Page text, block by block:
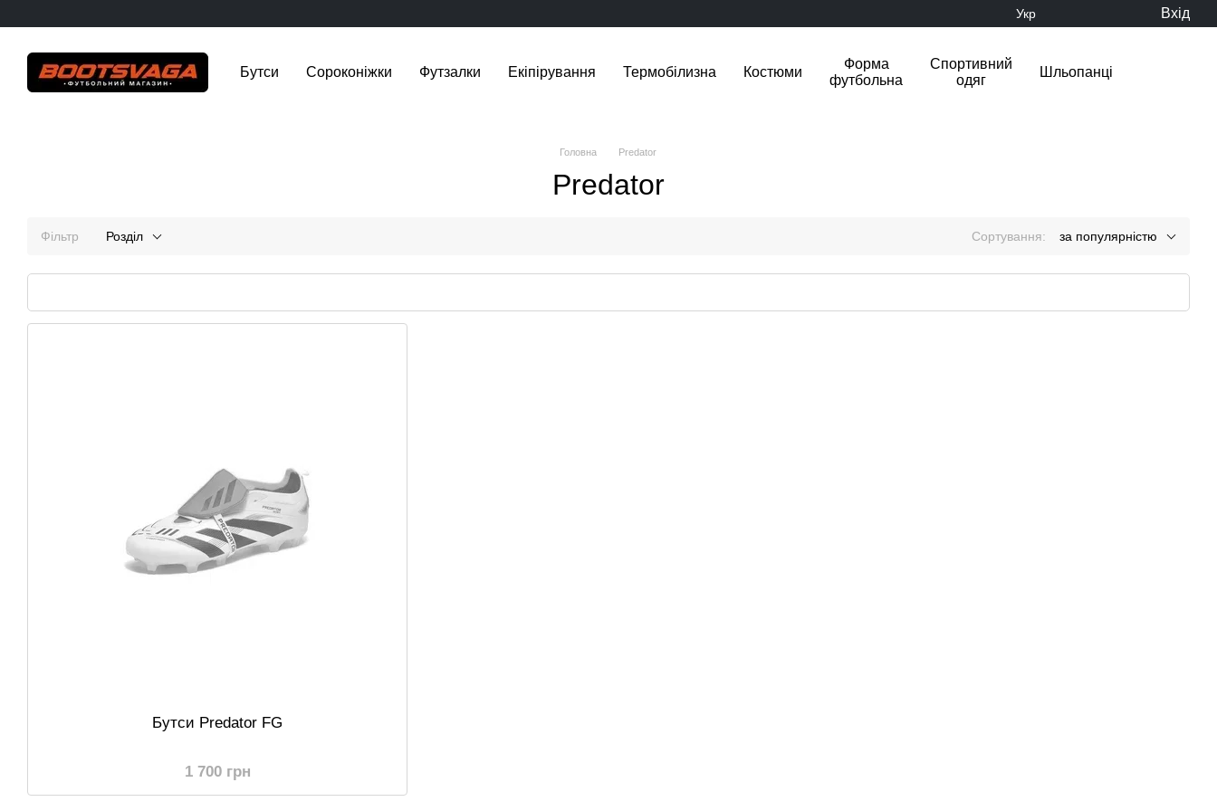
Укр Вхід
Бутси Сороконіжки Футзалки Екіпірування Термобілизна Костюми
Форма
футбольна
Спортивний
одяг
Шльопанці
Головна Predator
Predator
Фільтр Розділ Сортування: за популярністю
Бутcи Predator FG
1 700 грн